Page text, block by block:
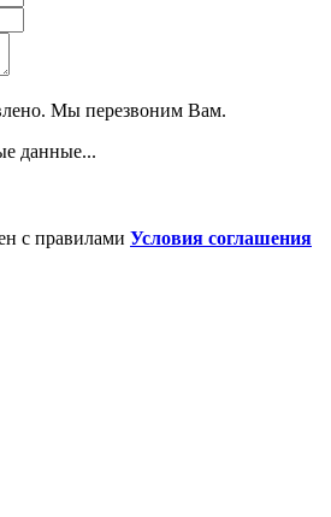
Мы перезвоним Вам.
данные...
с правилами Условия соглашения